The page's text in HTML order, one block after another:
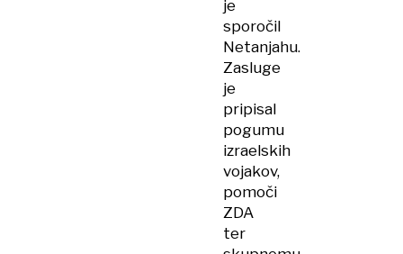
je
sporočil
Netanjahu.
Zasluge
je
pripisal
pogumu
izraelskih
vojakov,
pomoči
ZDA
ter